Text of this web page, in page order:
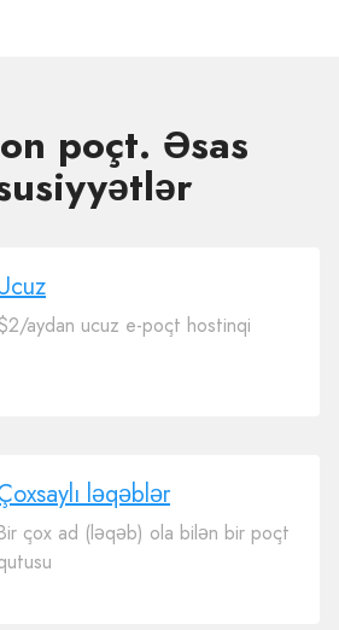
poçt. Əsas
aydan ucuz e-poçt hostinqi
ləqəblər
çox ad (ləqəb) ola bilən bir poçt